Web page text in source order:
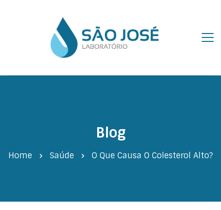
Blog
Home Saúde O Que Causa O Colesterol Alto?